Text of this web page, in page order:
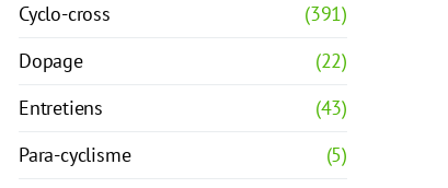
Cyclo-cross
(391)
Dopage
(22)
Entretiens
(43)
Para-cyclisme
(5)